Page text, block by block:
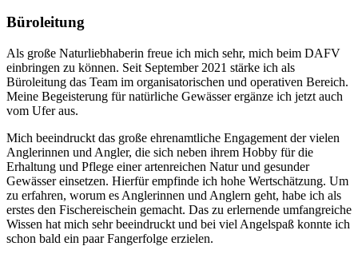
Büroleitung
Als große Naturliebhaberin freue ich mich sehr, mich beim DAFV
einbringen zu können. Seit September 2021 stärke ich als
Büroleitung das Team im organisatorischen und operativen Bereich.
Meine Begeisterung für natürliche Gewässer ergänze ich jetzt auch
vom Ufer aus.
Mich beeindruckt das große ehrenamtliche Engagement der vielen
Anglerinnen und Angler, die sich neben ihrem Hobby für die
Erhaltung und Pflege einer artenreichen Natur und gesunder
Gewässer einsetzen. Hierfür empfinde ich hohe Wertschätzung. Um
zu erfahren, worum es Anglerinnen und Anglern geht, habe ich als
erstes den Fischereischein gemacht. Das zu erlernende umfangreiche
Wissen hat mich sehr beeindruckt und bei viel Angelspaß konnte ich
schon bald ein paar Fangerfolge erzielen.